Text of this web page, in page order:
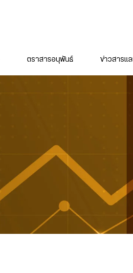
ตราสารอนุพันธ์ ข่าวสารแล